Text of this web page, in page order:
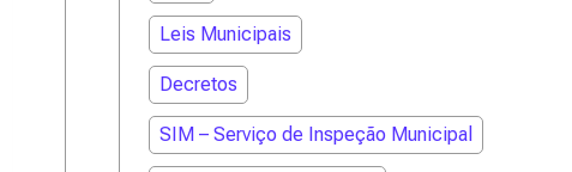
Leis Municipais
Decretos
SIM – Serviço de Inspeção Municipal